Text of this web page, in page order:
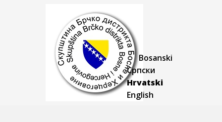
Bosanski
Српски
Hrvatski
English